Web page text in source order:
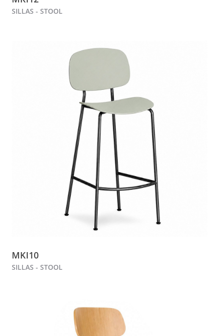
SILLAS - STOOL
MKI10
SILLAS - STOOL